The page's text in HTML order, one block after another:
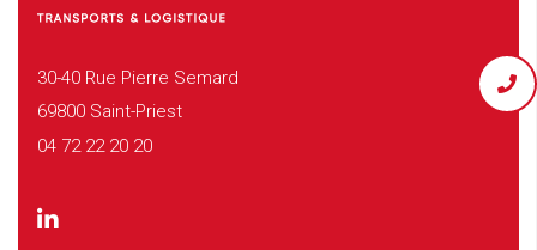
30-40 Rue Pierre Semard
69800 Saint-Priest
04 72 22 20 20